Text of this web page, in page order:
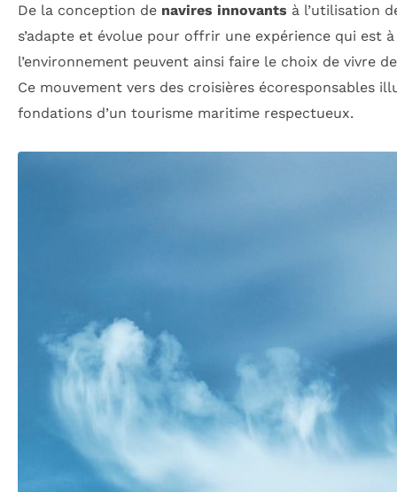
De la conception de navires innovants à l’utilisation
s’adapte et évolue pour offrir une expérience qui est
l’environnement peuvent ainsi faire le choix de vivre
Ce mouvement vers des croisières écoresponsables
fondations d’un tourisme maritime respectueux.